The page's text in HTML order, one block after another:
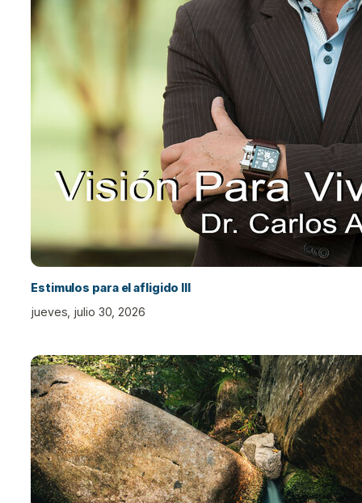
Estimulos para el afligido III
jueves, julio 30, 2026